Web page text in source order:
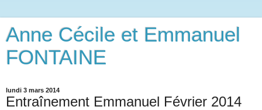
Anne Cécile et Emmanuel
FONTAINE
lundi 3 mars 2014
Entraînement Emmanuel Février 2014